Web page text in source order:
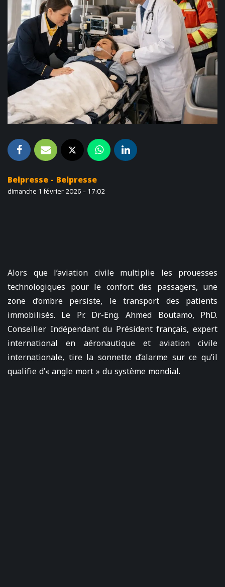
Belpresse - Belpresse
dimanche 1 février 2026 - 17:02
Alors que l’aviation civile multiplie les prouesses
technologiques pour le confort des passagers, une
zone d’ombre persiste, le transport des patients
immobilisés. Le Pr. Dr-Eng. Ahmed Boutamo, PhD.
Conseiller Indépendant du Président français, expert
international en aéronautique et aviation civile
internationale, tire la sonnette d’alarme sur ce qu’il
qualifie d’« angle mort » du système mondial.